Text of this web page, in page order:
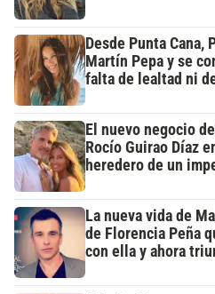
Desde Punta Cana,
Martín Pepa y se
falta de lealtad ni
El nuevo negocio
Rocío Guirao Díaz
heredero de un
La nueva vida de
de Florencia Peña
con ella y ahora